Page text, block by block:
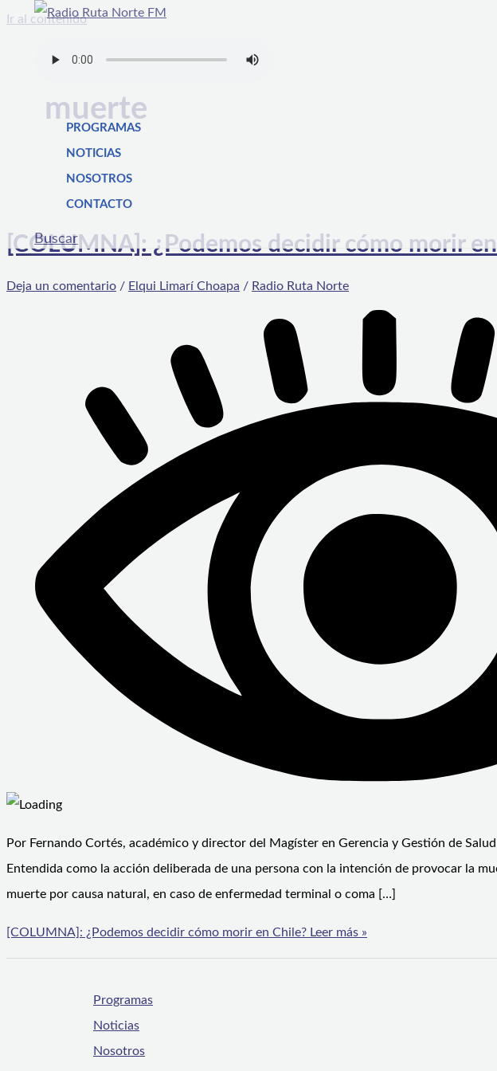
Ir al contenido
PROGRAMAS
NOTICIAS
NOSOTROS
CONTACTO
Buscar
muerte
[COLUMNA]: ¿Podemos decidir cómo morir
Deja un comentario / Elqui Limarí Choapa / Radio Ruta Norte
Por Fernando Cortés, académico y director del Magíster en Gerencia y Gestión de
Entendida como la acción deliberada de una persona con la intención de provocar la
muerte por causa natural, en caso de enfermedad terminal o coma […]
[COLUMNA]: ¿Podemos decidir cómo morir en Chile? Leer más »
Programas
Noticias
Nosotros